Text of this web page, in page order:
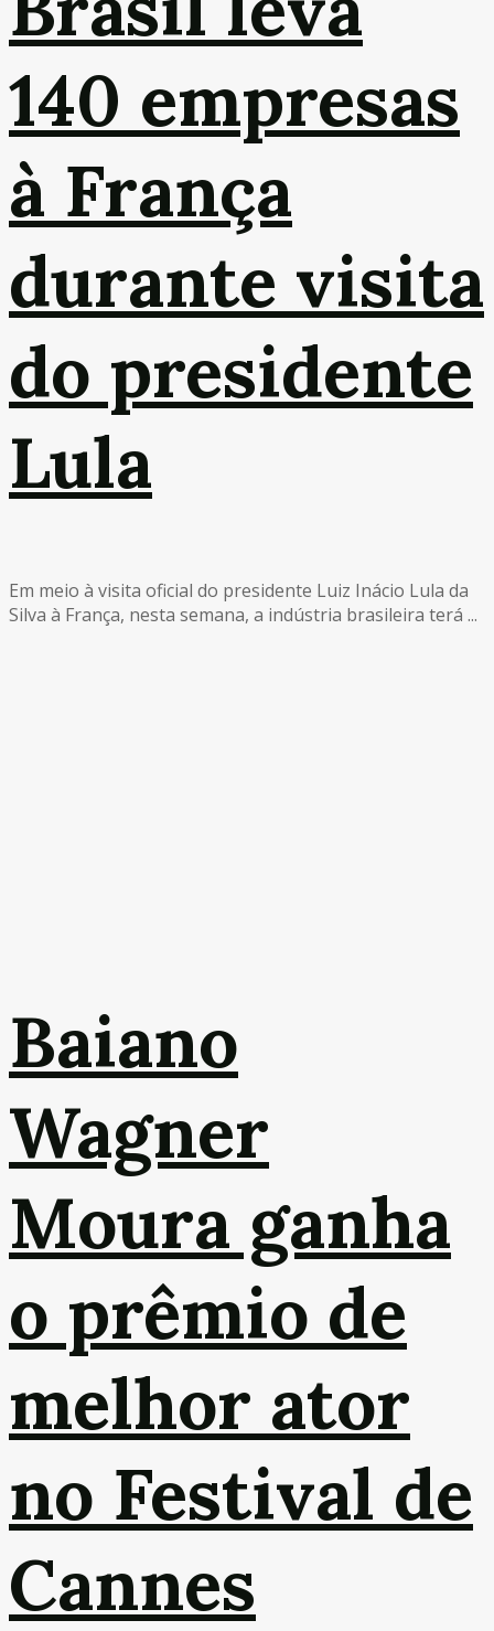
140 empresas
à França
durante visita
do presidente
Lula
Em meio à visita oficial do presidente Luiz Inácio Lula da
Silva à França, nesta semana, a indústria brasileira terá ...
Baiano
Wagner
Moura ganha
o prêmio de
melhor ator
no Festival de
Cannes